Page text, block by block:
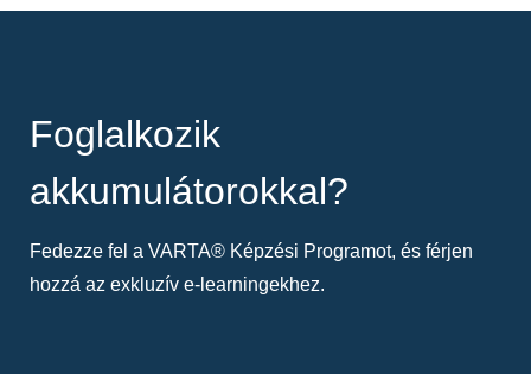
Foglalkozik
akkumulátorokkal?
Fedezze fel a VARTA® Képzési Programot, és férjen
hozzá az exkluzív e-learningekhez.